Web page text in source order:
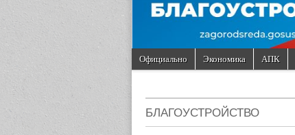
Main menu
Skip to content
Официально Экономика АПК
БЛАГОУСТРОЙСТВО